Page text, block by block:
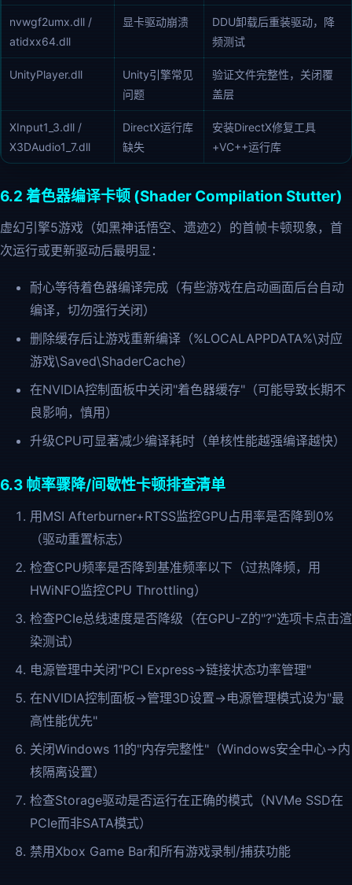
nvwgf2umx.dll /
atidxx64.dll
显卡驱动崩溃
DDU卸载后重装驱动，降
频测试
UnityPlayer.dll
Unity引擎常见
问题
验证文件完整性，关闭覆
盖层
XInput1_3.dll /
X3DAudio1_7.dll
DirectX运行库
缺失
安装DirectX修复工具
+VC++运行库
6.2 着色器编译卡顿 (Shader Compilation Stutter)
虚幻引擎5游戏（如黑神话悟空、遗迹2）的首帧卡顿现象，首
次运行或更新驱动后最明显：
耐心等待着色器编译完成（有些游戏在启动画面后台自动
编译，切勿强行关闭）
删除缓存后让游戏重新编译（%LOCALAPPDATA%\对应
游戏\Saved\ShaderCache）
在NVIDIA控制面板中关闭"着色器缓存"（可能导致长期不
良影响，慎用）
升级CPU可显著减少编译耗时（单核性能越强编译越快）
6.3 帧率骤降/间歇性卡顿排查清单
用MSI Afterburner+RTSS监控GPU占用率是否降到0%
（驱动重置标志）
检查CPU频率是否降到基准频率以下（过热降频，用
HWiNFO监控CPU Throttling）
检查PCIe总线速度是否降级（在GPU-Z的"?"选项卡点击渲
染测试）
电源管理中关闭"PCI Express→链接状态功率管理"
在NVIDIA控制面板→管理3D设置→电源管理模式设为"最
高性能优先"
关闭Windows 11的"内存完整性"（Windows安全中心→内
核隔离设置）
检查Storage驱动是否运行在正确的模式（NVMe SSD在
PCIe而非SATA模式）
禁用Xbox Game Bar和所有游戏录制/捕获功能